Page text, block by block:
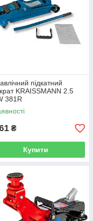
підкатний
KRAISSMANN 2.5
381R
₴
Купити